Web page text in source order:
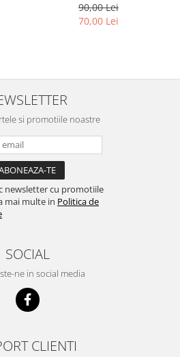
90,00 Lei
70,00 Lei
si promotiile noastre
newsletter cu promotiile
mai multe in Politica de
SOCIAL
ne in social media
CLIENTI